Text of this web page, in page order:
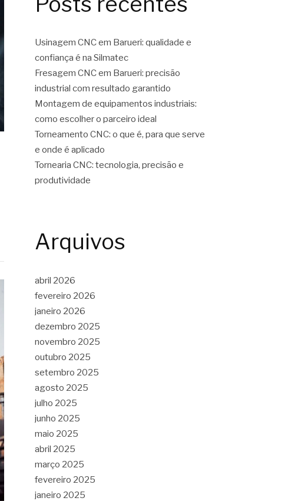
Usinagem CNC em Barueri: qualidade e
confiança é na Silmatec
Fresagem CNC em Barueri: precisão
industrial com resultado garantido
Montagem de equipamentos industriais:
como escolher o parceiro ideal
Torneamento CNC: o que é, para que serve
e onde é aplicado
Tornearia CNC: tecnologia, precisão e
produtividade
Arquivos
abril 2026
fevereiro 2026
janeiro 2026
dezembro 2025
novembro 2025
outubro 2025
setembro 2025
agosto 2025
julho 2025
junho 2025
maio 2025
abril 2025
março 2025
fevereiro 2025
janeiro 2025